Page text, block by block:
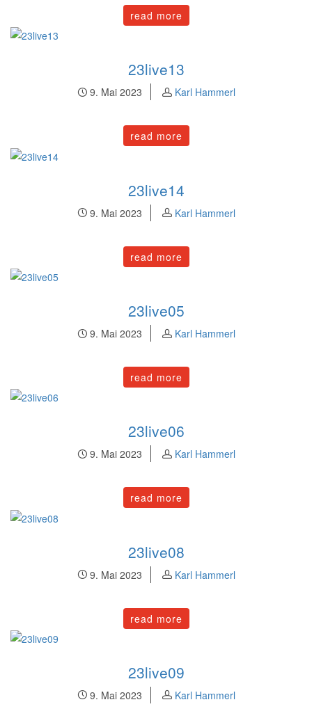
read more
23live13
9. Mai 2023 Karl Hammerl
read more
23live14
9. Mai 2023 Karl Hammerl
read more
23live05
9. Mai 2023 Karl Hammerl
read more
23live06
9. Mai 2023 Karl Hammerl
read more
23live08
9. Mai 2023 Karl Hammerl
read more
23live09
9. Mai 2023 Karl Hammerl